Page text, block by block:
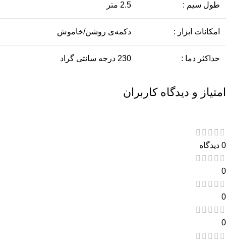
طول سیم : 2.5 متر
امکانات ابزار : دکمه‌ی روشن/خاموش
حداکثر دما : 230 درجه سانتی گراد
امتیاز و دیدگاه کاربران
0 دیدگاه
0
0
0